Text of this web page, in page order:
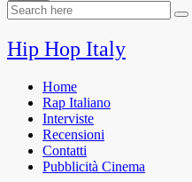
Hip Hop Italy
Home
Rap Italiano
Interviste
Recensioni
Contatti
Pubblicità Cinema